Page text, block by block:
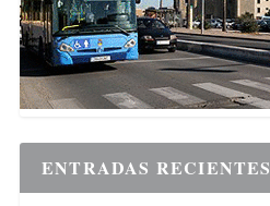
ENTRADAS RECIENTES